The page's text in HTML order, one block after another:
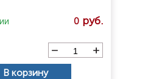
0
В корзину